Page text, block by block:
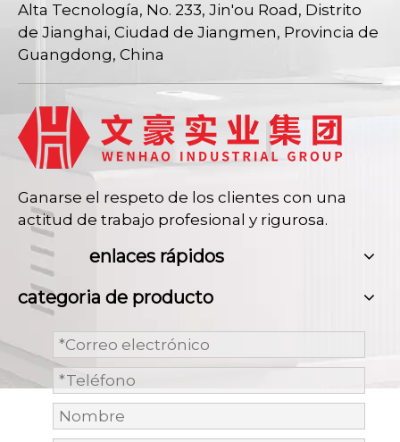
Alta Tecnología, No. 233, Jin'ou Road, Distrito
de Jianghai, Ciudad de Jiangmen, Provincia de
Guangdong, China
Ganarse el respeto de los clientes con una
actitud de trabajo profesional y rigurosa.
enlaces rápidos
categoria de producto